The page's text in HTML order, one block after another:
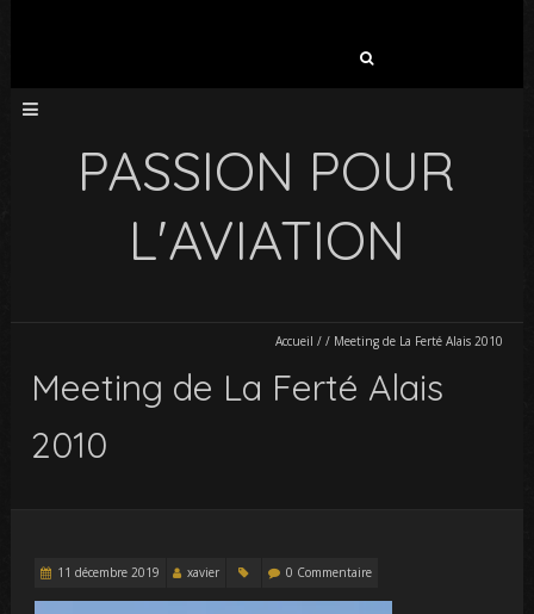
PASSION POUR
L'AVIATION
Accueil / / Meeting de La Ferté Alais 2010
Meeting de La Ferté Alais
2010
11 décembre 2019 xavier 0 Commentaire